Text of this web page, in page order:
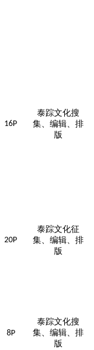
16P
泰踪文化搜
集、编辑、排
版
20P
泰踪文化征
集、编辑、排
版
8P
泰踪文化搜
集、编辑、排
版